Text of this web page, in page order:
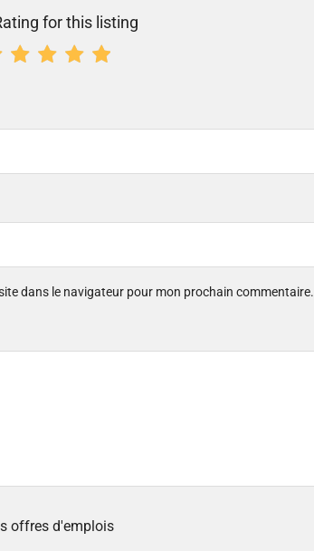
for this listing
dans le navigateur pour mon prochain commentaire.
offres d'emplois